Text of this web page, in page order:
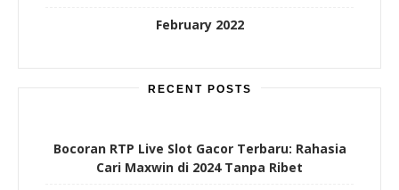
February 2022
RECENT POSTS
Bocoran RTP Live Slot Gacor Terbaru: Rahasia
Cari Maxwin di 2024 Tanpa Ribet